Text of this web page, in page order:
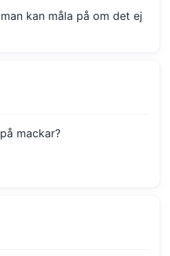
kan måla på om det ej
mackar?